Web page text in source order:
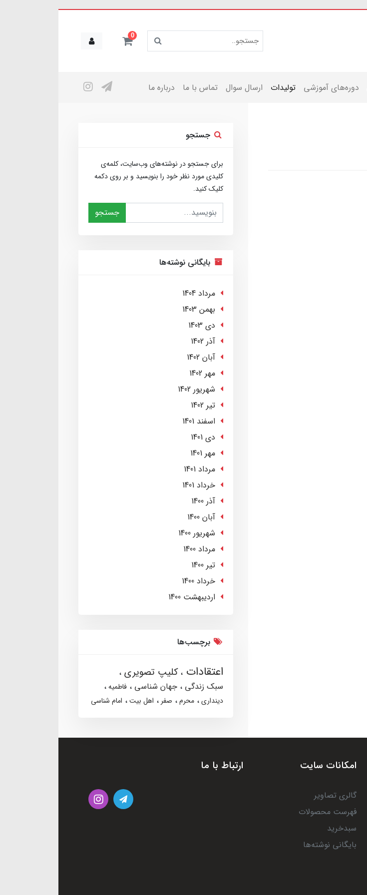
0
دوره‌های آموزشی تولیدات ارسال سوال تماس با ما درباره ما
جستجو
برای جستجو در نوشته‌های وب‌سایت، کلمه‌ی
کلیدی مورد نظر خود را بنویسید و بر روی دکمه
کلیک کنید.
جستجو
بایگانی نوشته‌ها
مرداد 1404
بهمن 1403
دی 1403
آذر 1402
آبان 1402
مهر 1402
شهریور 1402
تير 1402
اسفند 1401
دی 1401
مهر 1401
مرداد 1401
خرداد 1401
آذر 1400
آبان 1400
شهریور 1400
مرداد 1400
تير 1400
خرداد 1400
ارديبهشت 1400
برچسب‌ها
اعتقادات کلیپ تصویری
سبک زندگی جهان شناسی
فاطمیه
دینداری
محرم صفر اهل بیت امام شناسی
امکانات سایت
گالری تصاویر
فهرست محصولات
سبدخرید
بایگانی نوشته‌ها
ارتباط با ما